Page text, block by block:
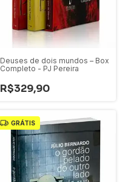
Deuses de dois mundos – Box
Completo - PJ Pereira
R$329,90
GRÁTIS